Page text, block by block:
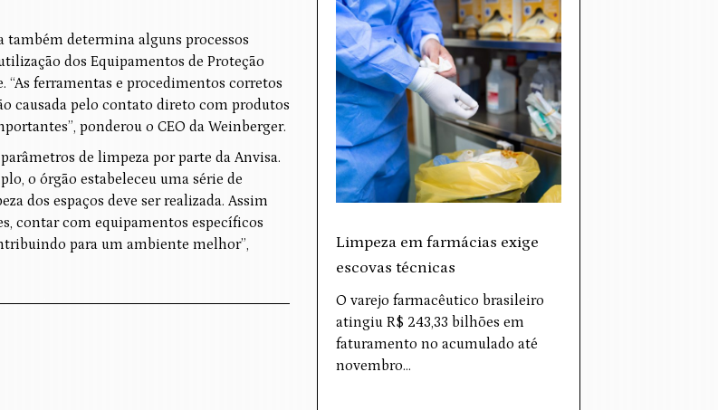
também determina alguns processos
dos Equipamentos de Proteção
“As ferramentas e procedimentos corretos
causada pelo contato direto com produtos
ponderou o CEO da Weinberger.
de limpeza por parte da Anvisa.
o órgão estabeleceu uma série de
dos espaços deve ser realizada. Assim
contar com equipamentos específicos
para um ambiente melhor”,
Limpeza em farmácias exige
escovas técnicas
O varejo farmacêutico brasileiro
atingiu R$ 243,33 bilhões em
faturamento no acumulado até
novembro…